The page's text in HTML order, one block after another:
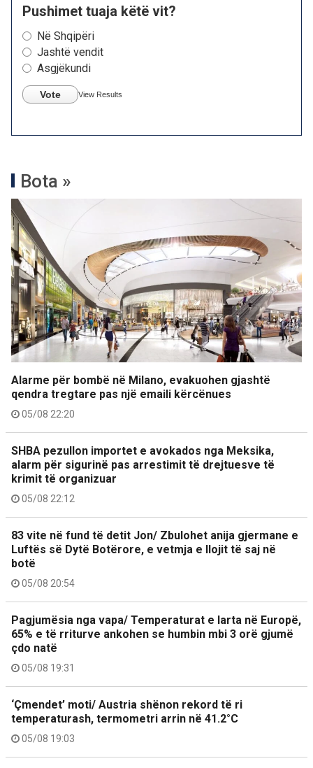
Pushimet tuaja këtë vit?
Në Shqipëri
Jashtë vendit
Asgjëkundi
Vote View Results
Bota »
Alarme për bombë në Milano, evakuohen gjashtë
qendra tregtare pas një emaili kërcënues
05/08 22:20
SHBA pezullon importet e avokados nga Meksika,
alarm për sigurinë pas arrestimit të drejtuesve të
krimit të organizuar
05/08 22:12
83 vite në fund të detit Jon/ Zbulohet anija gjermane e
Luftës së Dytë Botërore, e vetmja e llojit të saj në
botë
05/08 20:54
Pagjumësia nga vapa/ Temperaturat e larta në Europë,
65% e të rriturve ankohen se humbin mbi 3 orë gjumë
çdo natë
05/08 19:31
‘Çmendet’ moti/ Austria shënon rekord të ri
temperaturash, termometri arrin në 41.2°C
05/08 19:03